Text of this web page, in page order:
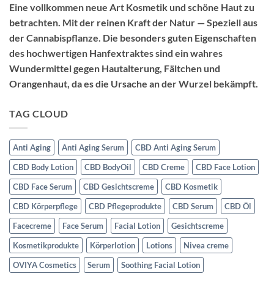
Eine vollkommen neue Art Kosmetik und schöne Haut zu
betrachten. Mit der reinen Kraft der Natur — Speziell aus
der Cannabispflanze. Die besonders guten Eigenschaften
des hochwertigen Hanfextraktes sind ein wahres
Wundermittel gegen Hautalterung, Fältchen und
Orangenhaut, da es die Ursache an der Wurzel bekämpft.
TAG CLOUD
Anti Aging Anti Aging Serum
CBD Anti Aging Serum
CBD Body Lotion
CBD BodyOil CBD Creme
CBD Face Lotion
CBD Face Serum
CBD Gesichtscreme
CBD Kosmetik
CBD Körperpflege
CBD Pflegeprodukte CBD Serum
CBD Öl
Facecreme
Face Serum Facial Lotion
Gesichtscreme
Kosmetikprodukte
Körperlotion Lotions
Nivea creme
OVIYA Cosmetics
Serum Soothing Facial Lotion